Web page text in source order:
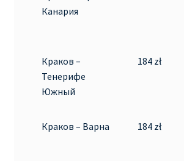
Канария
Краков –
Тенерифе
Южный
184 zł
Краков – Варна 184 zł